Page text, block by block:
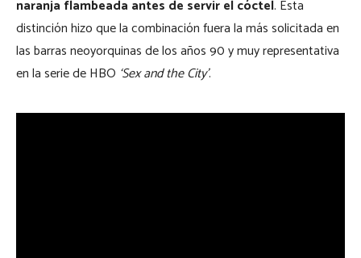
naranja flambeada antes de servir el cóctel. Esta
distinción hizo que la combinación fuera la más solicitada en
las barras neoyorquinas de los años 90 y muy representativa
en la serie de HBO ‘Sex and the City’.